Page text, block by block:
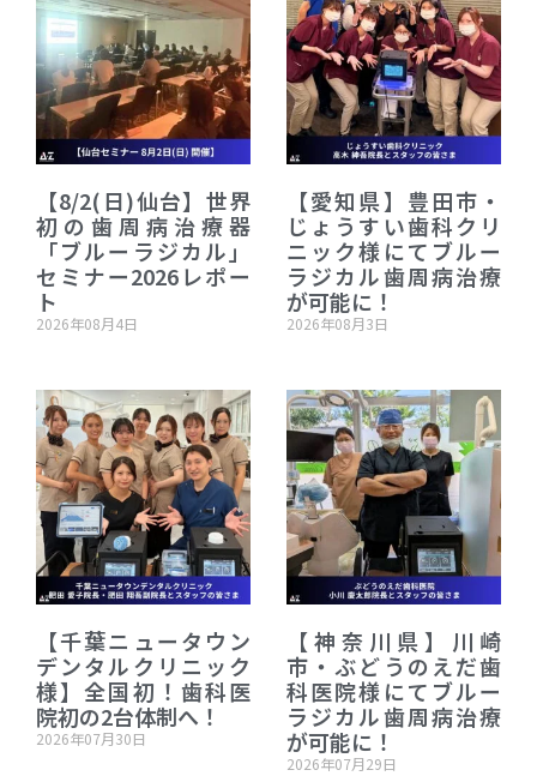
【8/2(日)仙台】世界
初の歯周病治療器
「ブルーラジカル」
セミナー2026レポー
ト
2026年08月4日
【愛知県】豊田市・
じょうすい歯科クリ
ニック様にてブルー
ラジカル歯周病治療
が可能に！
2026年08月3日
【千葉ニュータウン
デンタルクリニック
様】全国初！歯科医
院初の2台体制へ！
2026年07月30日
【神奈川県】川崎
市・ぶどうのえだ歯
科医院様にてブルー
ラジカル歯周病治療
が可能に！
2026年07月29日